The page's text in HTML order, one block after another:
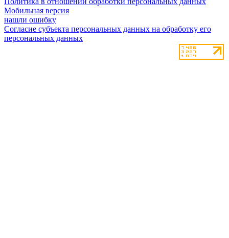
Мобильная версия
нашли ошибку
Согласие субъекта персональных данных на обработку его
персональных данных